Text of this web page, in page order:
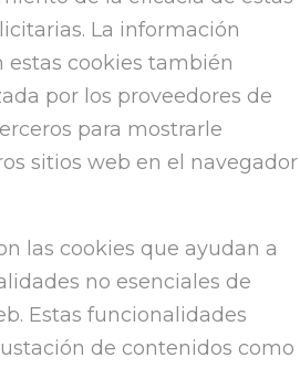
La información
estas cookies también
por los proveedores de
para mostrarle
sitios web en el navegador
las cookies que ayudan a
no esenciales de
Estas funcionalidades
de contenidos como